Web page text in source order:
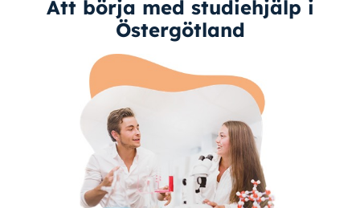
Att börja med studiehjälp i
Östergötland